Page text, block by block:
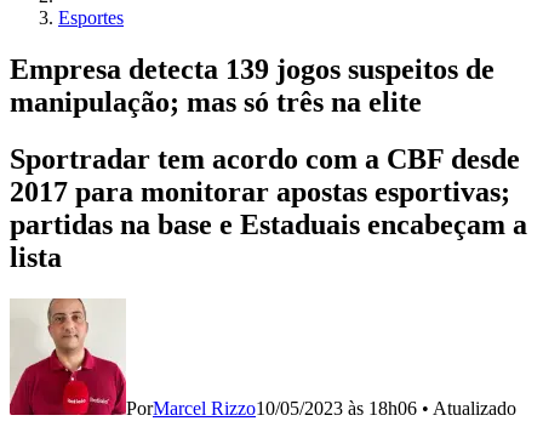
Esportes
Empresa detecta 139 jogos suspeitos de
manipulação; mas só três na elite
Sportradar tem acordo com a CBF desde
2017 para monitorar apostas esportivas;
partidas na base e Estaduais encabeçam a
lista
PorMarcel Rizzo10/05/2023 às 18h06 • Atualizado